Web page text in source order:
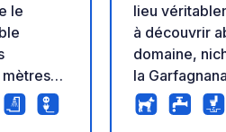
le
la gare
lieu
à découvrir
domaine,
la
exceptionnel